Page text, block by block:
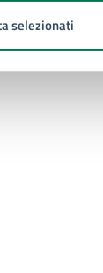
selezionati